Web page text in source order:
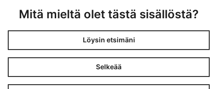
Mitä mieltä olet tästä sisällöstä?
Löysin etsimäni
Selkeää